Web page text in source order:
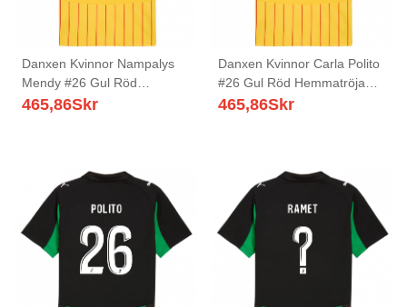
Danxen Kvinnor Nampalys
Mendy #26 Gul Röd
Hemmatröja Matchtröjor
465,86Skr
Danxen Kvinnor Carla Polito
#26 Gul Röd Hemmatröja
Matchtröjor 2025/26 Tröjor
465,86Skr